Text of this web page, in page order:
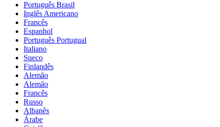
Português Brasil
Inglês Americano
Francês
Espanhol
Português Portugual
Italiano
Sueco
Finlandês
Alemão
Alemão
Francês
Russo
Albanês
Árabe